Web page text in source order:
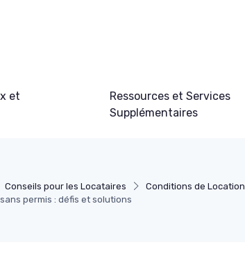
et
Ressources et Services
Supplémentaires
Conseils pour les Locataires
Conditions de Location
permis : défis et solutions